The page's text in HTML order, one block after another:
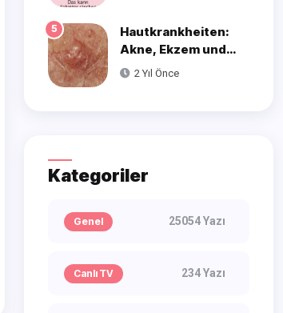
5
Hautkrankheiten:
Akne, Ekzem und
Psoriasis
2 Yıl Önce
Kategoriler
Genel 25054 Yazı
Canlı TV 234 Yazı